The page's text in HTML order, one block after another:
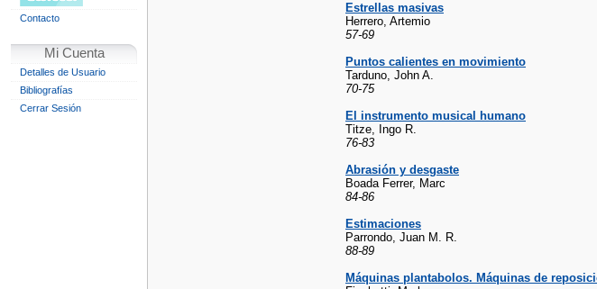
Contacto
Mi Cuenta
Detalles de Usuario
Bibliografías
Cerrar Sesión
Estrellas masivas
Herrero, Artemio
57-69
Puntos calientes en movimiento
Tarduno, John A.
70-75
El instrumento musical humano
Titze, Ingo R.
76-83
Abrasión y desgaste
Boada Ferrer, Marc
84-86
Estimaciones
Parrondo, Juan M. R.
88-89
Máquinas plantabolos. Máquinas de